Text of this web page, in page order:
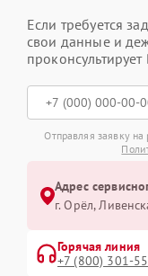
Если требуется
свои данные и
проконсультирует
Отправляя заявку на
Адрес
г. Орёл,
Горячая линия
+7 (800) 301-